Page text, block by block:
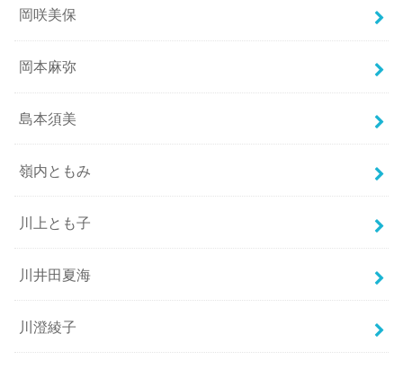
岡咲美保
岡本麻弥
島本須美
嶺内ともみ
川上とも子
川井田夏海
川澄綾子